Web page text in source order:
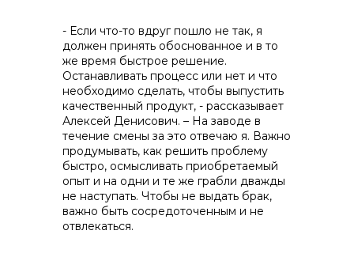
- Если что-то вдруг пошло не так, я
должен принять обоснованное и в то
же время быстрое решение.
Останавливать процесс или нет и что
необходимо сделать, чтобы выпустить
качественный продукт, - рассказывает
Алексей Денисович. – На заводе в
течение смены за это отвечаю я. Важно
продумывать, как решить проблему
быстро, осмысливать приобретаемый
опыт и на одни и те же грабли дважды
не наступать. Чтобы не выдать брак,
важно быть сосредоточенным и не
отвлекаться.